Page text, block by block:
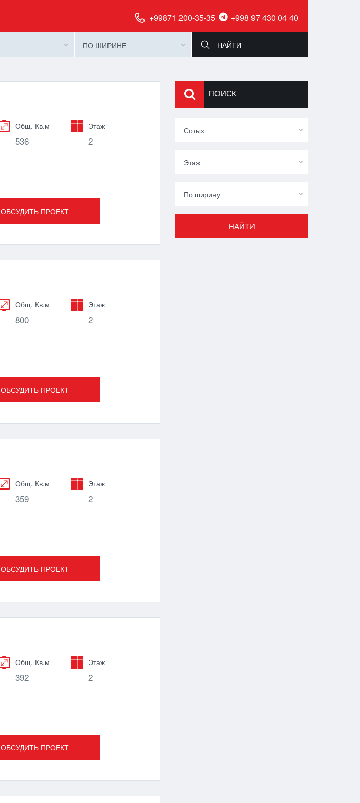
+99871 200-35-35 +998 97 430 04 40
ПО ШИРИНЕ
Общ. Кв.м
536
Этаж
2
ОБСУДИТЬ ПРОЕКТ
Общ. Кв.м
800
Этаж
2
ОБСУДИТЬ ПРОЕКТ
Общ. Кв.м
359
Этаж
2
ОБСУДИТЬ ПРОЕКТ
Общ. Кв.м
392
Этаж
2
ОБСУДИТЬ ПРОЕКТ
ПОИСК
Сотых
Этаж
По ширину